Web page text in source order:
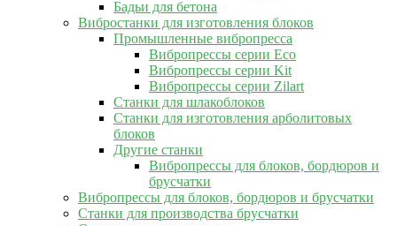
Бадьи для бетона
Вибростанки для изготовления блоков
Промышленные вибропресса
Вибропрессы серии Eco
Вибропрессы серии Kit
Вибропрессы серии Zilart
Станки для шлакоблоков
Станки для изготовления арболитовых
блоков
Другие станки
Вибропрессы для блоков, бордюров и
брусчатки
Вибропрессы для блоков, бордюров и брусчатки
Станки для производства брусчатки